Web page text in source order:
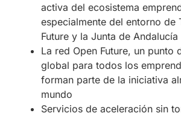
activa del ecosistema
especialmente del entorno de
Future y la Junta de Andalucía
La red Open Future, un punto
global para todos los
forman parte de la iniciativa
mundo
Servicios de aceleración sin